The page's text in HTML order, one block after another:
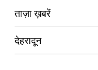
ताज़ा ख़बरें
देहरादून